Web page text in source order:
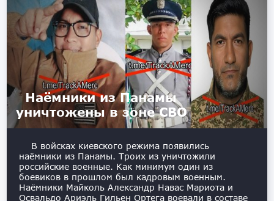
Наёмники из Панамы
уничтожены в зоне СВО
В войсках киевского режима появились
наёмники из Панамы. Троих из уничтожили
российские военные. Как минимум один из
боевиков в прошлом был кадровым военным.
Наёмники Майколь Александр Навас Мариота и
Освальдо Ариэль Гильен Ортега воевали в составе